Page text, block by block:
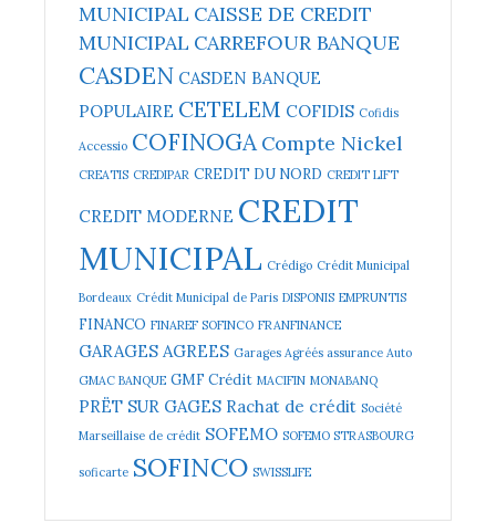
MUNICIPAL CAISSE DE CREDIT
MUNICIPAL CARREFOUR BANQUE
CASDEN CASDEN BANQUE
POPULAIRE CETELEM COFIDIS Cofidis
Accessio COFINOGA Compte Nickel
CREATIS CREDIPAR CREDIT DU NORD CREDIT LIFT
CREDIT MODERNE CREDIT
MUNICIPAL Crédigo Crédit Municipal
Bordeaux Crédit Municipal de Paris DISPONIS EMPRUNTIS
FINANCO FINAREF SOFINCO FRANFINANCE
GARAGES AGREES Garages Agréés assurance Auto
GMAC BANQUE GMF Crédit MACIFIN MONABANQ
PRËT SUR GAGES Rachat de crédit Société
Marseillaise de crédit SOFEMO SOFEMO STRASBOURG
soficarte SOFINCO SWISSLIFE